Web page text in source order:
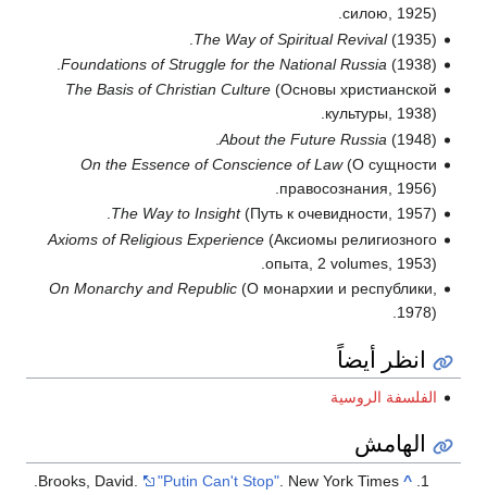
силою, 1925).
The Way of Spiritual Revival(1935).
Foundations of Struggle for the National Russia (1938).
The Basis of Christian Culture(Основы христианской
культуры, 1938).
About the Future Russia (1948).
On the Essence of Conscience of Law(О сущности
правосознания, 1956).
The Way to Insight(Путь к очевидности, 1957).
Axioms of Religious Experience(Аксиомы религиозного
опыта, 2 volumes, 1953).
On Monarchy and Republic(О монархии и республики,
1978).
انظر أيضاً
الفلسفة الروسية
الهامش
^
Brooks, David. "Putin Can't Stop" . New York Times.